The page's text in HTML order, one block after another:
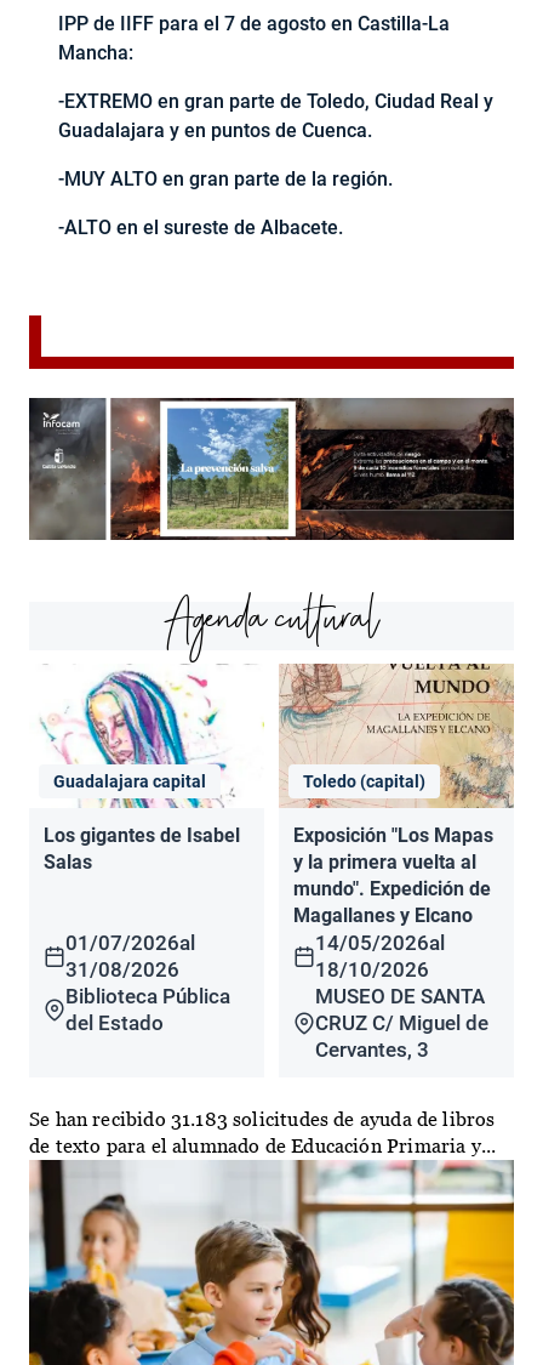
IPP de IIFF para el 7 de agosto en Castilla-La
Mancha:
-EXTREMO en gran parte de Toledo, Ciudad Real y
Guadalajara y en puntos de Cuenca.
-MUY ALTO en gran parte de la región.
-ALTO en el sureste de Albacete.
Agenda cultural
Guadalajara capital
Los gigantes de Isabel
Salas
01/07/2026al
31/08/2026
Biblioteca Pública
del Estado
Toledo (capital)
Exposición "Los Mapas
y la primera vuelta al
mundo". Expedición de
Magallanes y Elcano
14/05/2026al
18/10/2026
MUSEO DE SANTA
CRUZ C/ Miguel de
Cervantes, 3
Se han recibido 31.183 solicitudes de ayuda de libros
de texto para el alumnado de Educación Primaria y...